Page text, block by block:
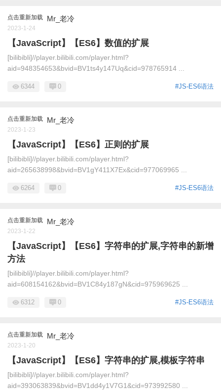
点击重新加载 Mr_老冷
2023-1-24
【JavaScript】【ES6】数值的扩展
[bilibibli]//player.bilibili.com/player.html?
aid=948354653&bvid=BV1ts4y147Uq&cid=978765914 ...
#JS-ES6语法
6344 0
点击重新加载 Mr_老冷
2023-1-23
【JavaScript】【ES6】正则的扩展
[bilibibli]//player.bilibili.com/player.html?
aid=265638998&bvid=BV1gY411X7Ex&cid=977069965 ...
#JS-ES6语法
6264 0
点击重新加载 Mr_老冷
2023-1-22
【JavaScript】【ES6】字符串的扩展,字符串的新增
方法
[bilibibli]//player.bilibili.com/player.html?
aid=608154162&bvid=BV1C84y187gN&cid=975969625 ...
#JS-ES6语法
6312 0
点击重新加载 Mr_老冷
2023-1-20
【JavaScript】【ES6】字符串的扩展,模板字符串
[bilibibli]//player.bilibili.com/player.html?
aid=393063839&bvid=BV1dd4y1V7G1&cid=973992580 ...